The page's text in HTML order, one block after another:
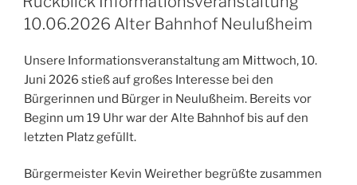
10.06.2026 Alter Bahnhof Neulußheim
Unsere Informationsveranstaltung am Mittwoch, 10.
Juni 2026 stieß auf großes Interesse bei den
Bürgerinnen und Bürger in Neulußheim. Bereits vor
Beginn um 19 Uhr war der Alte Bahnhof bis auf den
letzten Platz gefüllt.
Bürgermeister Kevin Weirether begrüßte zusammen